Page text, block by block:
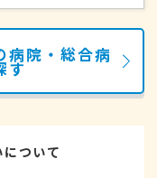
病院・総合病
す
について